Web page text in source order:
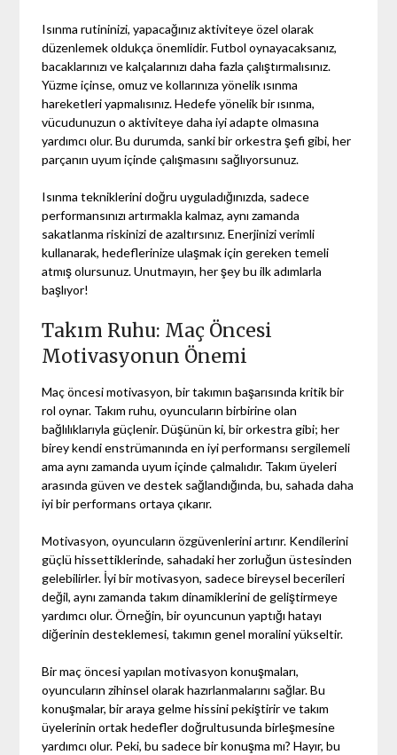
Isınma rutininizi, yapacağınız aktiviteye özel olarak
düzenlemek oldukça önemlidir. Futbol oynayacaksanız,
bacaklarınızı ve kalçalarınızı daha fazla çalıştırmalısınız.
Yüzme içinse, omuz ve kollarınıza yönelik ısınma
hareketleri yapmalısınız. Hedefe yönelik bir ısınma,
vücudunuzun o aktiviteye daha iyi adapte olmasına
yardımcı olur. Bu durumda, sanki bir orkestra şefi gibi, her
parçanın uyum içinde çalışmasını sağlıyorsunuz.
Isınma tekniklerini doğru uyguladığınızda, sadece
performansınızı artırmakla kalmaz, aynı zamanda
sakatlanma riskinizi de azaltırsınız. Enerjinizi verimli
kullanarak, hedeflerinize ulaşmak için gereken temeli
atmış olursunuz. Unutmayın, her şey bu ilk adımlarla
başlıyor!
Takım Ruhu: Maç Öncesi
Motivasyonun Önemi
Maç öncesi motivasyon, bir takımın başarısında kritik bir
rol oynar. Takım ruhu, oyuncuların birbirine olan
bağlılıklarıyla güçlenir. Düşünün ki, bir orkestra gibi; her
birey kendi enstrümanında en iyi performansı sergilemeli
ama aynı zamanda uyum içinde çalmalıdır. Takım üyeleri
arasında güven ve destek sağlandığında, bu, sahada daha
iyi bir performans ortaya çıkarır.
Motivasyon, oyuncuların özgüvenlerini artırır. Kendilerini
güçlü hissettiklerinde, sahadaki her zorluğun üstesinden
gelebilirler. İyi bir motivasyon, sadece bireysel becerileri
değil, aynı zamanda takım dinamiklerini de geliştirmeye
yardımcı olur. Örneğin, bir oyuncunun yaptığı hatayı
diğerinin desteklemesi, takımın genel moralini yükseltir.
Bir maç öncesi yapılan motivasyon konuşmaları,
oyuncuların zihinsel olarak hazırlanmalarını sağlar. Bu
konuşmalar, bir araya gelme hissini pekiştirir ve takım
üyelerinin ortak hedefler doğrultusunda birleşmesine
yardımcı olur. Peki, bu sadece bir konuşma mı? Hayır, bu